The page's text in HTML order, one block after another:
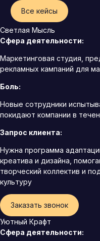
Все кейсы
Светлая Мысль
Сфера деятельности:
Маркетинговая студия,
рекламных кампаний для
Боль:
Новые сотрудники
покидают компании в
Запрос клиента:
Нужна программа
креатива и дизайна,
творческий коллектив и
культуру
Заказать звонок
Уютный Крафт
Сфера деятельности: